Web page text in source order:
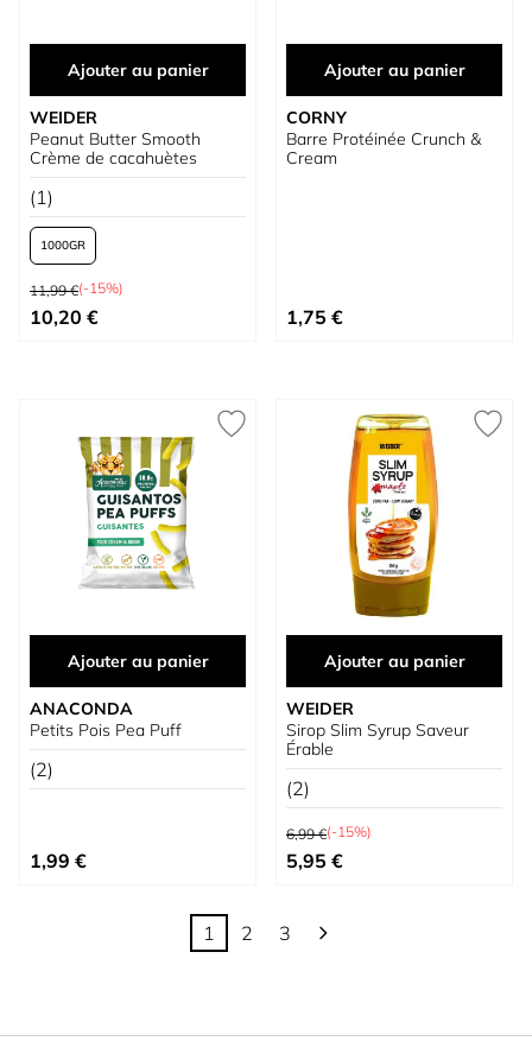
Ajouter au panier
WEIDER
Peanut Butter Smooth
Crème de cacahuètes
(1)
1000
Prix normal
11,99 €(-15%)
À partir de
10,20 €
Ajouter au panier
CORNY
Barre Protéinée Crunch &
Cream
1,75 €
Ajouter au panier
ANACONDA
Petits Pois Pea Puff
(2)
1,99 €
Ajouter au panier
WEIDER
Sirop Slim Syrup Saveur
Érable
(2)
Prix normal
6,99 €(-15%)
Prix spécial
5,95 €
Vous lisez actuellement la page
1
Page
2
Page
3